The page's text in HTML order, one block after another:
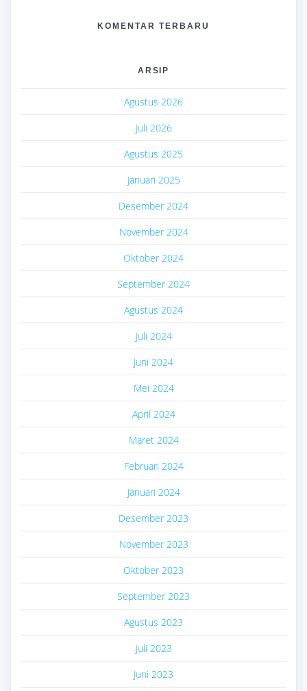
KOMENTAR TERBARU
ARSIP
Agustus 2026
Juli 2026
Agustus 2025
Januari 2025
Desember 2024
November 2024
Oktober 2024
September 2024
Agustus 2024
Juli 2024
Juni 2024
Mei 2024
April 2024
Maret 2024
Februari 2024
Januari 2024
Desember 2023
November 2023
Oktober 2023
September 2023
Agustus 2023
Juli 2023
Juni 2023